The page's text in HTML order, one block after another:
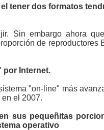
tener dos formatos
Sin embargo ahora
de reproductores
por Internet.
"on-line" más
el 2007.
sus pequeñitas
operativo